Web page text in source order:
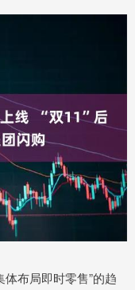
布局即时零售”的趋